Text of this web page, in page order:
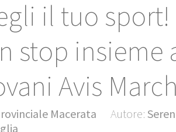
il tuo sport!
stop insieme
Avis
Macerata Autore: